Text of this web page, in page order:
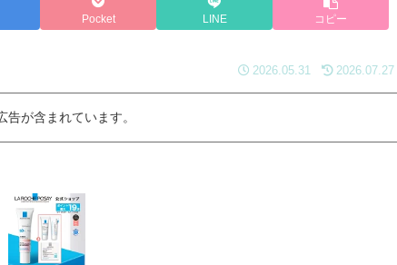
Pocket LINE コピー
2026.05.31 2026.07.27
告が含まれています。